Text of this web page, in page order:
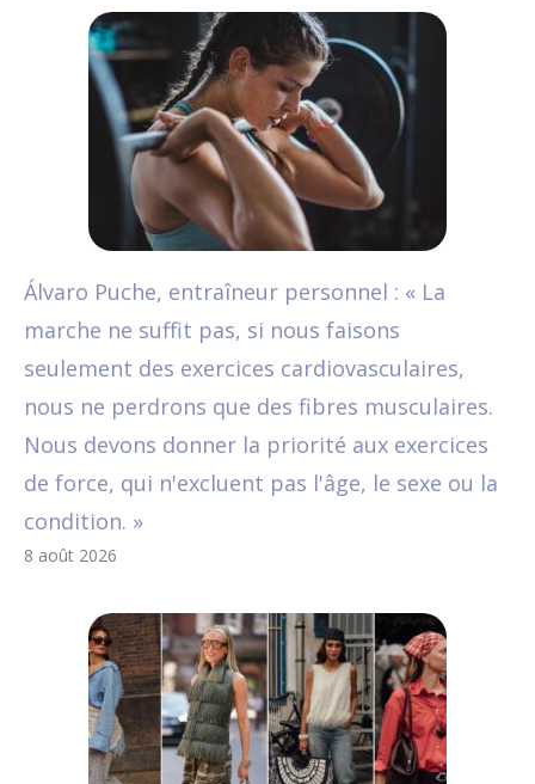
Álvaro Puche, entraîneur personnel : « La
marche ne suffit pas, si nous faisons
seulement des exercices cardiovasculaires,
nous ne perdrons que des fibres musculaires.
Nous devons donner la priorité aux exercices
de force, qui n'excluent pas l'âge, le sexe ou la
condition. »
8 août 2026